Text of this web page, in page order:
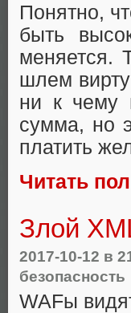
Понятно,
быть
меняется.
шлем
ни к чему
сумма, но
платить
Читать
Злой
2017-10-12 в
безопасность
WAFы